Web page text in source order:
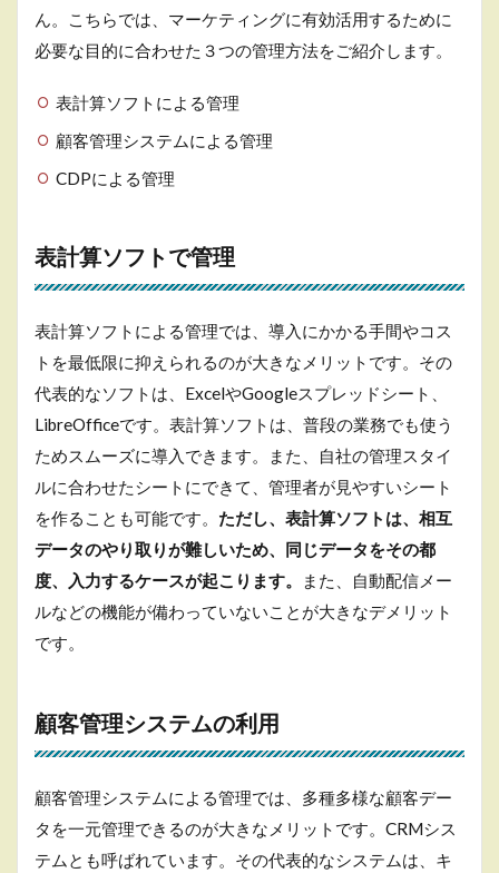
ん。こちらでは、マーケティングに有効活用するために
必要な目的に合わせた３つの管理方法をご紹介します。
表計算ソフトによる管理
顧客管理システムによる管理
CDPによる管理
表計算ソフトで管理
表計算ソフトによる管理では、導入にかかる手間やコス
トを最低限に抑えられるのが大きなメリットです。その
代表的なソフトは、ExcelやGoogleスプレッドシート、
LibreOfficeです。表計算ソフトは、普段の業務でも使う
ためスムーズに導入できます。また、自社の管理スタイ
ルに合わせたシートにできて、管理者が見やすいシート
を作ることも可能です。 ただし、表計算ソフトは、相互
データのやり取りが難しいため、同じデータをその都
度、入力するケースが起こります。
また、自動配信メー
ルなどの機能が備わっていないことが大きなデメリット
です。
顧客管理システムの利用
顧客管理システムによる管理では、多種多様な顧客デー
タを一元管理できるのが大きなメリットです。CRMシス
テムとも呼ばれています。その代表的なシステムは、キ